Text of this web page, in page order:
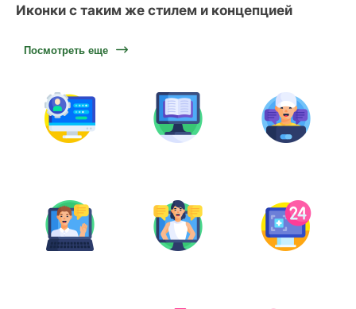
Иконки с таким же стилем и концепцией
Посмотреть еще